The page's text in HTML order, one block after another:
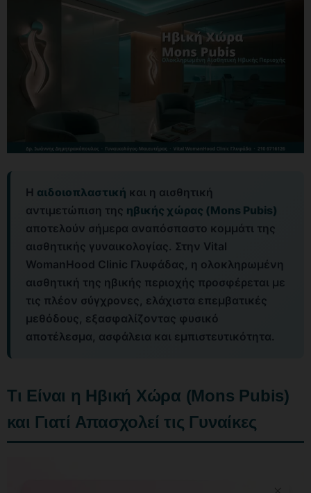
Η αιδοιοπλαστική και η αισθητική
αντιμετώπιση της ηβικής χώρας (Mons Pubis)
αποτελούν σήμερα αναπόσπαστο κομμάτι της
αισθητικής γυναικολογίας. Στην Vital
WomanHood Clinic Γλυφάδας, η ολοκληρωμένη
αισθητική της ηβικής περιοχής προσφέρεται με
τις πλέον σύγχρονες, ελάχιστα επεμβατικές
μεθόδους, εξασφαλίζοντας φυσικό
αποτέλεσμα, ασφάλεια και εμπιστευτικότητα.
Τι Είναι η Ηβική Χώρα (Mons Pubis)
και Γιατί Απασχολεί τις Γυναίκες